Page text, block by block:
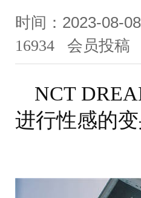
时间：2023-08-
16934 会员投稿
NCT
进行性感的变